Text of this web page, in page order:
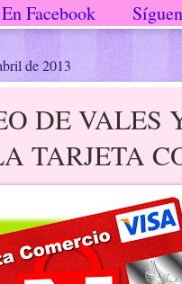
En Facebook
de 2013
DE VALES
TARJETA